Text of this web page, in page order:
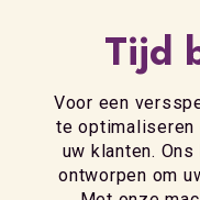
Tijd
Voor een
te optimaliseren
uw klanten.
ontworpen om